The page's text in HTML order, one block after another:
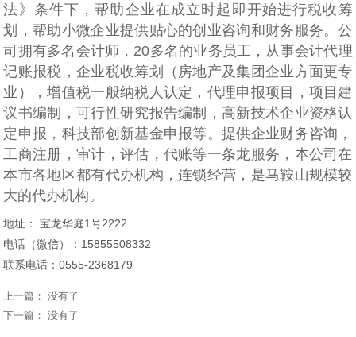
法》条件下，帮助企业在成立时起即开始进行税收筹
划，帮助小微企业提供贴心的创业咨询和财务服务。公
司拥有多名会计师，20多名的业务员工，从事会计代理
记账报税，企业税收筹划（房地产及集团企业方面更专
业），增值税一般纳税人认定，代理申报项目，项目建
议书编制，可行性研究报告编制，高新技术企业资格认
定申报，科技部创新基金申报等。提供企业财务咨询，
工商注册，审计，评估，代账等一条龙服务，本公司在
本市各地区都有代办机构，连锁经营，是马鞍山规模较
大的代办机构。
地址： 宝龙华庭1号2222
电话（微信）： 15855508332
联系电话：0555-2368179
上一篇： 没有了
下一篇： 没有了